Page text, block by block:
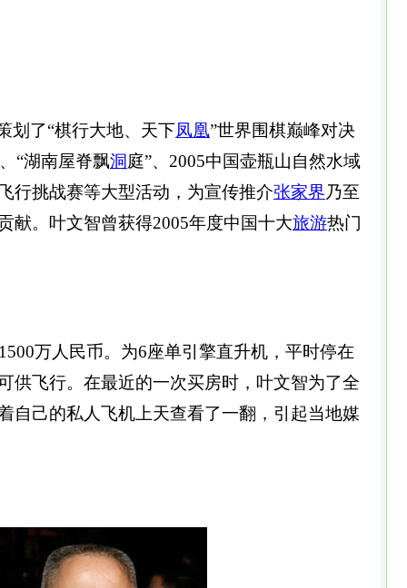
了“棋行大地、天下凤凰”世界围棋巅峰对决
“湖南屋脊飘洞庭”、2005中国壶瓶山自然水域
行挑战赛等大型活动，为宣传推介张家界乃至
献。叶文智曾获得2005年度中国十大旅游热门
万人民币。为6座单引擎直升机，平时停在
供飞行。在最近的一次买房时，叶文智为了全
自己的私人飞机上天查看了一翻，引起当地媒